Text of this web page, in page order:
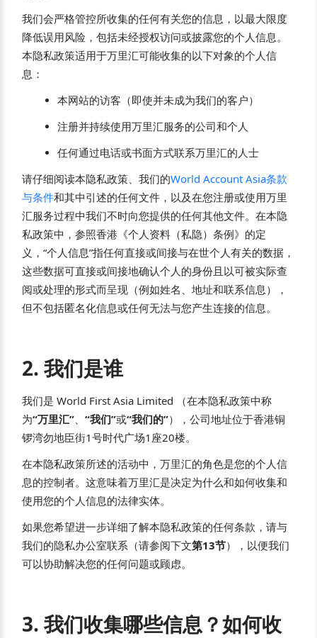
我们会严格管控所收集的任何有关您的信息，以最大限度
降低误用风险，包括未经授权访问或披露您的个人信息。
本隐私政策适用于万里汇可能收集的以下对象的个人信
息：
本网站的访客（即使并未成为我们的客户）
注册并持续使用万里汇服务的公司和个人
任何通过电话或书面方式联系万里汇的人士
请仔细阅读本隐私政策、我们的World Account Asia条款
与条件和其中引述的任何文件，以及在您注册或使用万里
汇服务过程中我们不时向您提供的任何其他文件。在本隐
私政策中，参照香港《个人资料（私隐）条例》的定
义，“个人信息”指任何直接或间接与在世个人有关的数据，
这些数据可直接或间接地确认个人的身份且以可被实际查
阅或处理的形式而呈现（例如姓名、地址和联系信息），
但不包括匿名化信息或任何无法与您产生连接的信息。
2. 我们是谁
我们是 World First Asia Limited （在本隐私政策中称
为“万里汇”、 “我们”或“我们的”），公司地址位于香港铜
锣湾勿地臣街1号时代广场1座20楼。
在本隐私政策所述的活动中，万里汇的角色是您的个人信
息的控制者。这意味着万里汇是决定为什么和如何收集和
使用您的个人信息的法律实体。
如果您希望进一步详细了解本隐私政策的任何条款，请与
我们的隐私办公室联系（请参阅下文第13节），以便我们
可以协助解决您的任何问题或顾虑。
3. 我们收集哪些信息？如何收